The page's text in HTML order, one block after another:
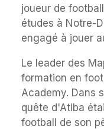
joueur de
études à Notre-
engagé à jouer
Le leader des
formation en
Academy. Dans
quête d'Atiba
football de son